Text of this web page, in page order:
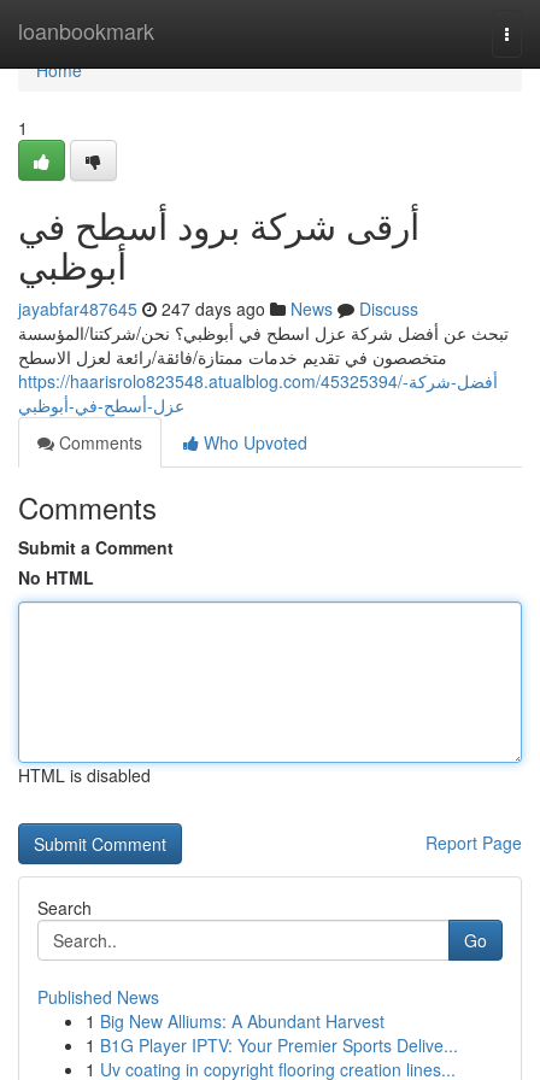
loanbookmark
Home
Home
1
أرقى شركة برود أسطح في
أبوظبي
jayabfar487645 247 days ago News
Discuss
تبحث عن أفضل شركة عزل اسطح في أبوظبي؟ نحن/شركتنا/المؤسسة
متخصصون في تقديم خدمات ممتازة/فائقة/رائعة لعزل الاسطح
https://haarisrolo823548.atualblog.com/45325394/أفضل-شركة-
عزل-أسطح-في-أبوظبي
Comments
Who Upvoted
Comments
Submit a Comment
No HTML
HTML is disabled
Report Page
Search
Go
Published News
1 Big New Alliums: A Abundant Harvest
1 B1G Player IPTV: Your Premier Sports Delive...
1 Uv coating in copyright flooring creation lines...